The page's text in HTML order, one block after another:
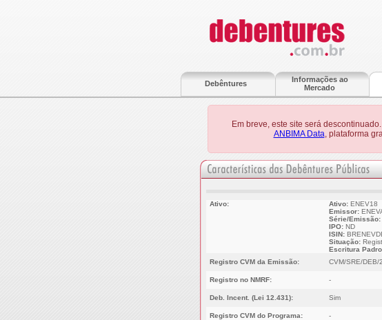
Debêntures
Informações ao
Mercado
Em breve, este site será
ANBIMA Data, plataforma
Ativo: Ativo:ENEV18
Emissor:
Série/Emissão:
IPO: ND
ISIN:
Situação:
Escritura
Registro CVM da Emissão:
CVM/SRE/DEB/
Registro no NMRF: -
Deb. Incent. (Lei 12.431): Sim
Registro CVM do Programa:
-